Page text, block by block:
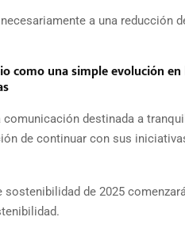
a una reducción
como una simple evolución
destinada a
de continuar con sus
de 2025